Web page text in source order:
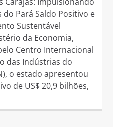
do Pará Saldo Positivo e
Sustentável
da Economia,
Centro Internacional
das Indústrias do
o estado apresentou
de US$ 20,9 bilhões,